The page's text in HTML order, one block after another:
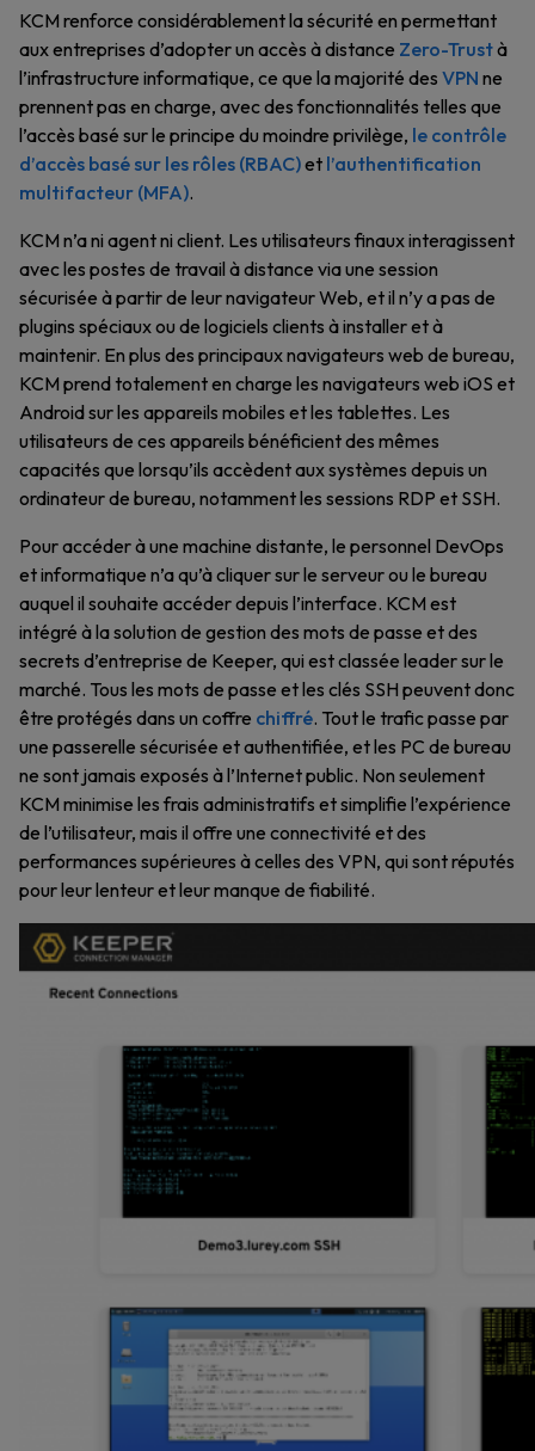
KCM renforce considérablement la sécurité en permettant
aux entreprises d’adopter un accès à distance Zero-Trustà
l’infrastructure informatique, ce que la majorité des VPN ne
prennent pas en charge, avec des fonctionnalités telles que
l’accès basé sur le principe du moindre privilège, le contrôle
d’accès basé sur les rôles (RBAC)et l’authentification
multifacteur (MFA).
KCM n’a ni agent ni client. Les utilisateurs finaux interagissent
avec les postes de travail à distance via une session
sécurisée à partir de leur navigateur Web, et il n’y a pas de
plugins spéciaux ou de logiciels clients à installer et à
maintenir. En plus des principaux navigateurs web de bureau,
KCM prend totalement en charge les navigateurs web iOS et
Android sur les appareils mobiles et les tablettes. Les
utilisateurs de ces appareils bénéficient des mêmes
capacités que lorsqu’ils accèdent aux systèmes depuis un
ordinateur de bureau, notamment les sessions RDP et SSH.
Pour accéder à une machine distante, le personnel DevOps
et informatique n’a qu’à cliquer sur le serveur ou le bureau
auquel il souhaite accéder depuis l’interface. KCM est
intégré à la solution de gestion des mots de passe et des
secrets d’entreprise de Keeper, qui est classée leader sur le
marché. Tous les mots de passe et les clés SSH peuvent donc
être protégés dans un coffre chiffré. Tout le trafic passe par
une passerelle sécurisée et authentifiée, et les PC de bureau
ne sont jamais exposés à l’Internet public. Non seulement
KCM minimise les frais administratifs et simplifie l’expérience
de l’utilisateur, mais il offre une connectivité et des
performances supérieures à celles des VPN, qui sont réputés
pour leur lenteur et leur manque de fiabilité.